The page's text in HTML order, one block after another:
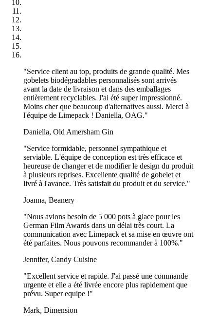
Oui, nous offrons la possibilité de diviser votre commande en gros
en différentes tailles ou même en designs différents, à condition que
chaque variation atteigne la quantité minimale de commande. Cela
vous permet de répondre aux différents besoins de vos clients avec
une seule commande en gros.
Comment les pots à glace en gros sont-ils emballés
pour la livraison ?
Nos pots à glace en gros sont soigneusement emballés pour garantir
qu'ils arrivent en parfait état. Ils sont généralement emballés dans des
boîtes robustes et empilables conçues pour éviter tout dommage
pendant le transport. Si vous avez des exigences particulières en
matière d'emballage, faites-le nous savoir et nous les respecterons
dans la mesure du possible.
Que se passe-t-il s'il y a un problème avec ma
commande à la livraison ?
comme une erreur d'impression ou un dommage pendant
l'expédition –, contactez-nous immédiatement. Nous offrons une
garantie de satisfaction, et notre équipe travaillera rapidement pour
résoudre le problème, que ce soit en réimprimant les pots ou en
offrant un remboursement.
Montre plus...
"Service client au top, produits de grande qualité. Mes
gobelets biodégradables personnalisés sont arrivés
avant la date de livraison et dans des emballages
entièrement recyclables. J'ai été super impressionné.
Moins cher que beaucoup d'alternatives aussi. Merci à
l'équipe de Limepack ! Daniella, OAG."
Daniella, Old Amersham Gin
"Service formidable, personnel sympathique et
serviable. L'équipe de conception est très efficace et
heureuse de changer et de modifier le design du produit
à plusieurs reprises. Excellente qualité de gobelet et
livré à l'avance. Très satisfait du produit et du service."
Joanna, Beanery
"Nous avions besoin de 5 000 pots à glace pour les
German Film Awards dans un délai très court. La
communication avec Limepack et sa mise en œuvre ont
été parfaites. Nous pouvons recommander à 100%."
Jennifer, Candy Cuisine
"Excellent service et rapide. J'ai passé une commande
urgente et elle a été livrée encore plus rapidement que
prévu. Super equipe !"
Mark, Dimension